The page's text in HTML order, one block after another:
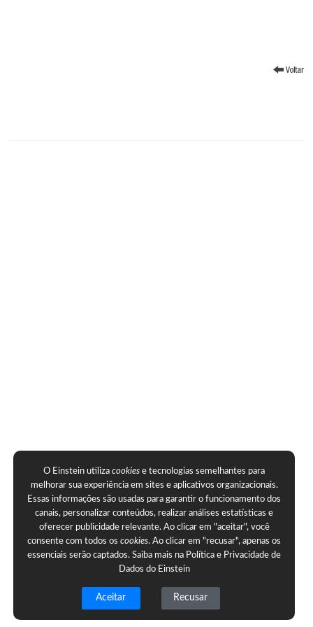
O Einstein utilizacookies e tecnologias semelhantes para
melhorar sua experiência em sites e aplicativos organizacionais.
Essas informações são usadas para garantir o funcionamento dos
canais, personalizar conteúdos, realizar análises estatísticas e
oferecer publicidade relevante. Ao clicar em "aceitar", você
consente com todos oscookies. Ao clicar em "recusar", apenas os
essenciais serão captados. Saiba mais na Política e Privacidade de
Dados do Einstein
Aceitar Recusar